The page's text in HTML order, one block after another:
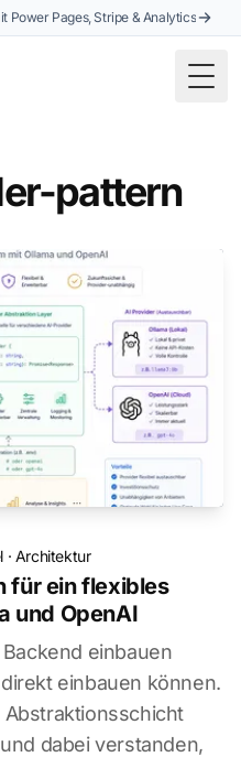
Power Pages, Stripe & Analytics
pattern
· Architektur
für ein flexibles
und OpenAI
einbauen
einbauen können.
dabei verstanden,